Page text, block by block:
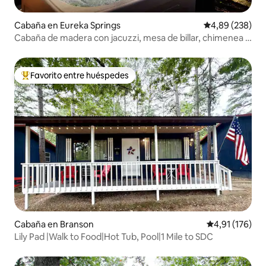
Cabaña en Eureka Springs Calificación
4,89 (238)
Cabaña de madera con jacuzzi, mesa de billar, chimenea y
Favorito entre los huéspedes más destacados
Favorito entre huéspedes
Cabaña en Branson Calificación
4,91 (176)
Lily Pad |Walk to Food|Hot Tub, Pool|1 Mile to SDC